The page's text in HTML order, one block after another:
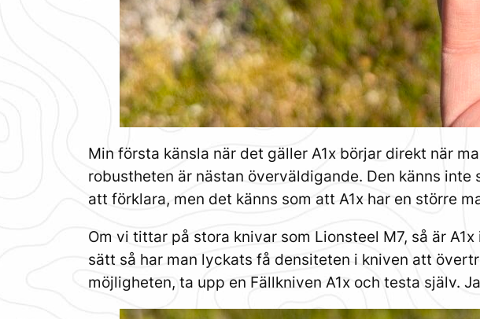
Min första känsla när det gäller A1x börjar direkt när
robustheten är nästan överväldigande. Den känns
att förklara, men det känns som att A1x har en större
Om vi tittar på stora knivar som Lionsteel M7, så är
sätt så har man lyckats få densiteten i kniven att
möjligheten, ta upp en Fällkniven A1x och testa själv.